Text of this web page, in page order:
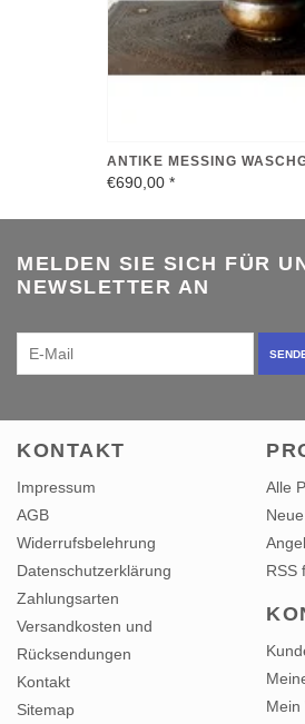
ANTIKE MESSING
€690,00 *
MELDEN SIE SICH FÜR
NEWSLETTER AN
KONTAKT
Impressum
AGB
Widerrufsbelehrung
Datenschutzerklärung
Zahlungsarten
Versandkosten und
Rücksendungen
Kontakt
Sitemap
Alle
RSS
Mein